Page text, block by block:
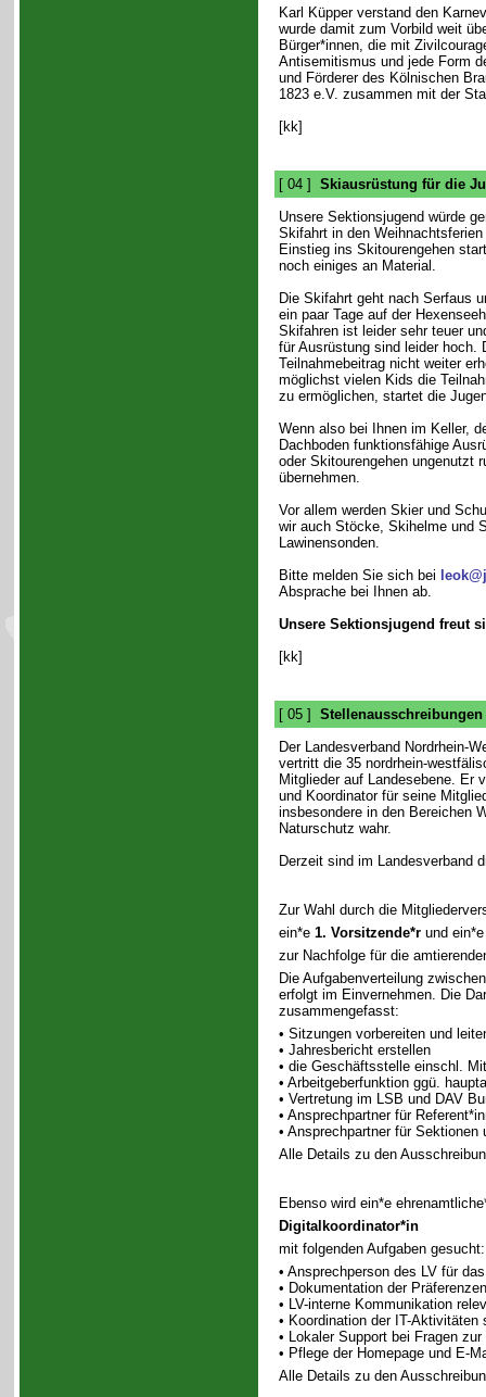
Karl Küpper verstand den
wurde damit zum Vorbild weit
Bürger*innen, die mit
Antisemitismus und jede Form
und Förderer des Kölnischen
1823 e.V. zusammen mit der
[kk]
[ 04 ] Skiausrüstung für die
Unsere Sektionsjugend würde
Skifahrt in den
Einstieg ins Skitourengehen
noch einiges an Material.
Die Skifahrt geht nach Serfaus
ein paar Tage auf der
Skifahren ist leider sehr teuer
für Ausrüstung sind leider hoch.
Teilnahmebeitrag nicht weiter
möglichst vielen Kids die
zu ermöglichen, startet die
Wenn also bei Ihnen im Keller,
Dachboden funktionsfähige
oder Skitourengehen ungenutzt
übernehmen.
Vor allem werden Skier und
wir auch Stöcke, Skihelme und
Lawinensonden.
Bitte melden Sie sich bei
Absprache bei Ihnen ab.
Unsere Sektionsjugend freut
[kk]
[ 05 ]
Der Landesverband Nordrhein-
vertritt die 35 nordrhein-
Mitglieder auf Landesebene. Er
und Koordinator für seine
insbesondere in den Bereichen
Naturschutz wahr.
Derzeit sind im Landesverband
Zur Wahl durch die
ein*e 1. Vorsitzende*rund
zur Nachfolge für die
Die Aufgabenverteilung
erfolgt im Einvernehmen. Die
zusammengefasst:
• Sitzungen vorbereiten und
• Jahresbericht erstellen
• die Geschäftsstelle einschl.
• Arbeitgeberfunktion ggü.
• Vertretung im LSB und DAV
• Ansprechpartner für
• Ansprechpartner für
Alle Details zu den
Ebenso wird ein*e
Digitalkoordinator*in
mit folgenden Aufgaben gesucht:
• Ansprechperson des LV für
• Dokumentation der
• LV-interne Kommunikation
• Koordination der IT-
• Lokaler Support bei Fragen
• Pflege der Homepage und E-
Alle Details zu den